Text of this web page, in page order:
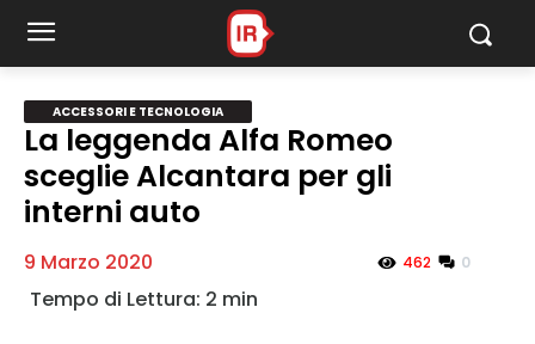
MY INFORICAMBI
Accessori e Tecnologia
ACCESSORI E TECNOLOGIA
La leggenda Alfa Romeo
sceglie Alcantara per gli
interni auto
9 Marzo 2020 462 0